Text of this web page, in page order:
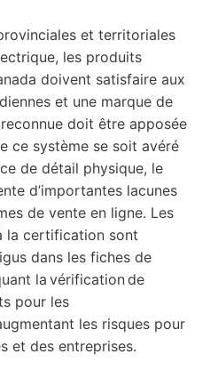
et territoriales
les produits
doivent satisfaire aux
et une marque de
doit être apposée
ce système se soit avéré
de détail physique, le
d’importantes lacunes
de vente en ligne. Les
la certification sont
dans les fiches de
la vérification de
pour les
les risques pour
et des entreprises.